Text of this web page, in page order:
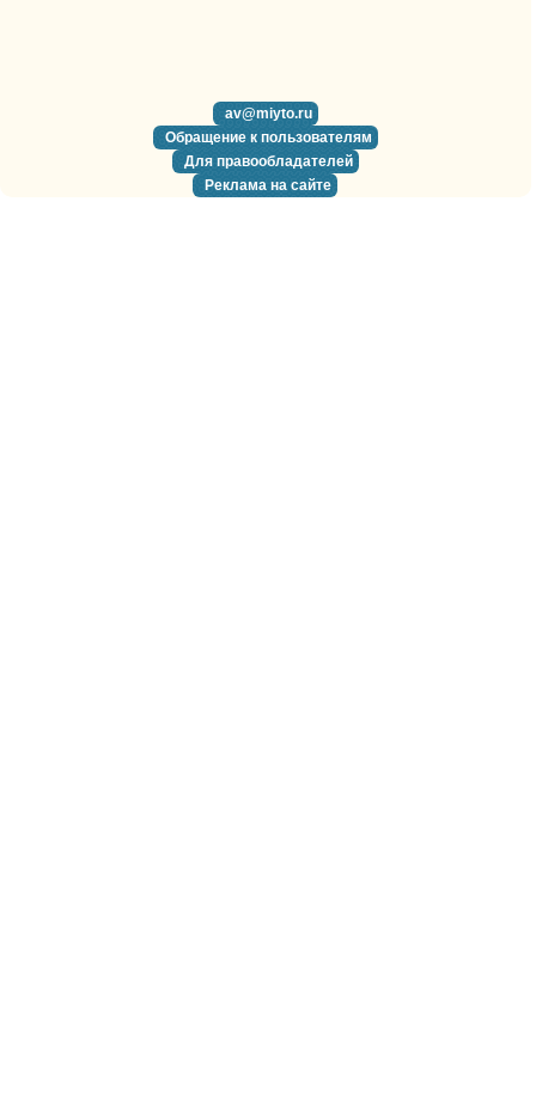
av@miyto.ru
Обращение к пользователям
Для правообладателей
Реклама на сайте